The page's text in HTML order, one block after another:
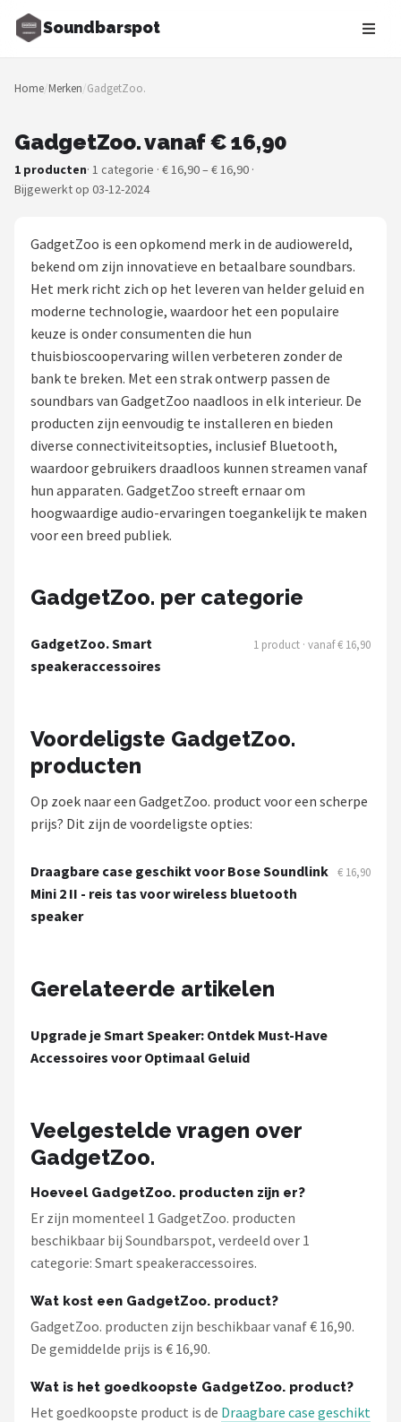
Soundbarspot
Zoeken
NAVIGATIE
Merken
Muziekstijlen
Sonos
JBL
POPULAIRE MERKEN
Power Dynamics
Soundskins
Teufel
JBL
Fenton
Dali
Carlinkit
Home/Merken/GadgetZoo.
GadgetZoo. vanaf € 16,90
1 producten· 1 categorie · € 16,90 – € 16,90 ·
Bijgewerkt op 03-12-2024
GadgetZoo is een opkomend merk in de audiowereld,
bekend om zijn innovatieve en betaalbare soundbars.
Het merk richt zich op het leveren van helder geluid en
moderne technologie, waardoor het een populaire
keuze is onder consumenten die hun
thuisbioscoopervaring willen verbeteren zonder de
bank te breken. Met een strak ontwerp passen de
soundbars van GadgetZoo naadloos in elk interieur. De
producten zijn eenvoudig te installeren en bieden
diverse connectiviteitsopties, inclusief Bluetooth,
waardoor gebruikers draadloos kunnen streamen vanaf
hun apparaten. GadgetZoo streeft ernaar om
hoogwaardige audio-ervaringen toegankelijk te maken
voor een breed publiek.
GadgetZoo. per categorie
GadgetZoo. Smart
speakeraccessoires
1 product · vanaf € 16,90
Voordeligste GadgetZoo.
producten
Op zoek naar een GadgetZoo. product voor een scherpe
prijs? Dit zijn de voordeligste opties:
Draagbare case geschikt voor Bose Soundlink
Mini 2 II - reis tas voor wireless bluetooth
speaker
€ 16,90
Gerelateerde artikelen
Upgrade je Smart Speaker: Ontdek Must-Have
Accessoires voor Optimaal Geluid
Veelgestelde vragen over
GadgetZoo.
Hoeveel GadgetZoo. producten zijn er?
Er zijn momenteel 1 GadgetZoo. producten
beschikbaar bij Soundbarspot, verdeeld over 1
categorie: Smart speakeraccessoires.
Wat kost een GadgetZoo. product?
GadgetZoo. producten zijn beschikbaar vanaf € 16,90.
De gemiddelde prijs is € 16,90.
Wat is het goedkoopste GadgetZoo. product?
Het goedkoopste product is de Draagbare case geschikt